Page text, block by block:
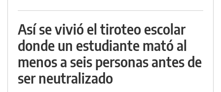
Así se vivió el tiroteo escolar
donde un estudiante mató al
menos a seis personas antes de
ser neutralizado